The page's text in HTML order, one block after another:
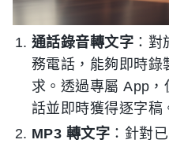
通話錄音轉文字 ：
務電話，能夠即時錄
求。透過專屬 App
話並即時獲得逐字稿
MP3 轉文字 ：針對